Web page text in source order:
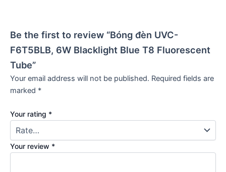
Be the first to review “Bóng đèn UVC-
F6T5BLB, 6W Blacklight Blue T8 Fluorescent
Tube”
Your email address will not be published. Required fields are
marked *
Your rating *
Your review *